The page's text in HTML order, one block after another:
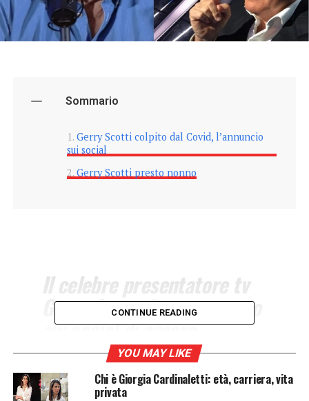
Sommario
Gerry Scotti colpito dal Covid, l’annuncio
sui social
Gerry Scotti presto nonno
Il celebre presentatore tv
Gerry Scotti ha annunciato
sui social di essere
risultato positivo al
Coronavirus.
CONTINUE READING
YOU MAY LIKE
Chi è Giorgia Cardinaletti: età, carriera, vita
privata